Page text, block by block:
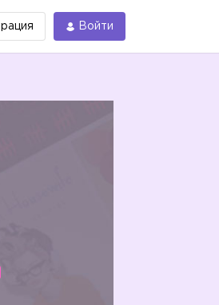
Войти